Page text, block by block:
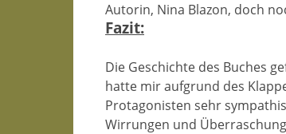
Autorin, Nina Blazon, doch
Fazit:
Die Geschichte des Buches
hatte mir aufgrund des
Protagonisten sehr
Wirrungen und